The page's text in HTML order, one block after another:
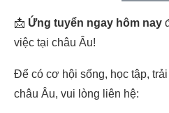
📩 Ứng tuyển ngay hôm nay
việc tại châu Âu!
Để có cơ hội sống, học tập,
châu Âu, vui lòng liên hệ: